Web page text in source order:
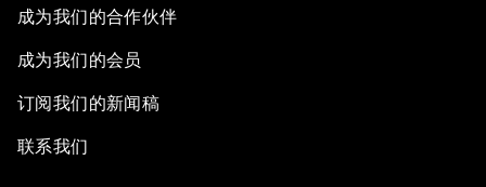
成为我们的合作伙伴
成为我们的会员
订阅我们的新闻稿
联系我们